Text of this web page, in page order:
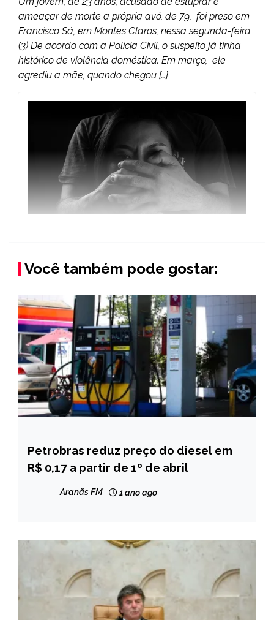
ameaçar de morte a própria avó, de 79, foi preso em
Francisco Sá, em Montes Claros, nessa segunda-feira
(3) De acordo com a Polícia Civil, o suspeito já tinha
histórico de violência doméstica. Em março, ele
agrediu a mãe, quando chegou […]
Você também pode gostar:
BRASIL
NOTÍCIAS
Petrobras reduz preço do diesel em
R$ 0,17 a partir de 1º de abril
Aranãs FM 1 ano ago